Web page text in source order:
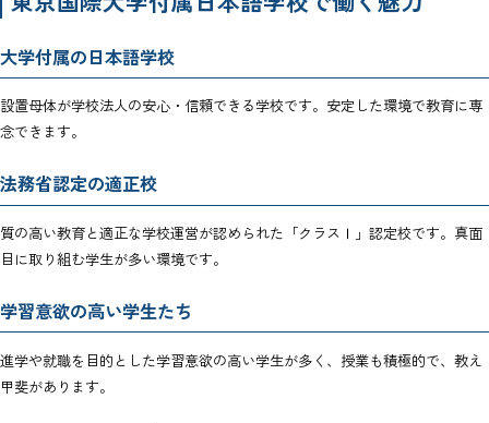
大学付属の日本語学校
設置母体が学校法人の安心・信頼できる学校です。安定した環境で教育に専
念できます。
法務省認定の適正校
質の高い教育と適正な学校運営が認められた「クラスⅠ」認定校です。真面
目に取り組む学生が多い環境です。
学習意欲の高い学生たち
進学や就職を目的とした学習意欲の高い学生が多く、授業も積極的で、教え
甲斐があります。